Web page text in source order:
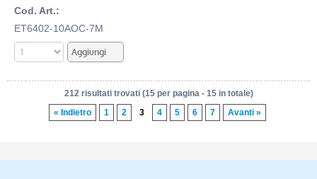
Cod. Art.:
ET6402-10AOC-7M
212 risultati trovati (15 per pagina - 15 in totale)
« Indietro
1 2 3 4 5 6 7 Avanti »